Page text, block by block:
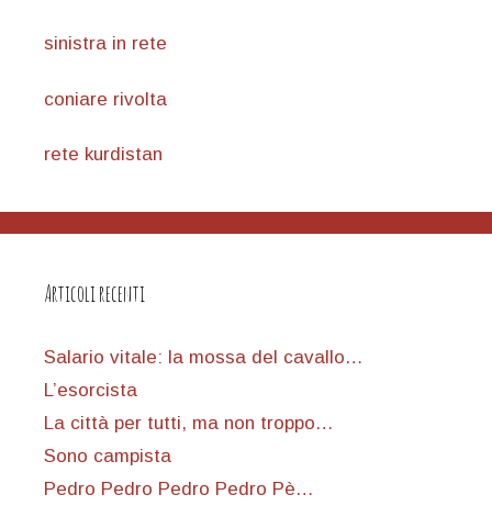
sinistra in rete
coniare rivolta
rete kurdistan
Articoli recenti
Salario vitale: la mossa del cavallo…
L’esorcista
La città per tutti, ma non troppo…
Sono campista
Pedro Pedro Pedro Pedro Pè…